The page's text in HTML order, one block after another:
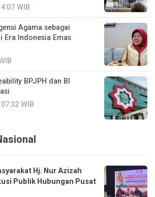
WIB
Agama sebagai
Era Indonesia Emas
BPJPH dan BI
WIB
Hj. Nur Azizah
Publik Hubungan Pusat